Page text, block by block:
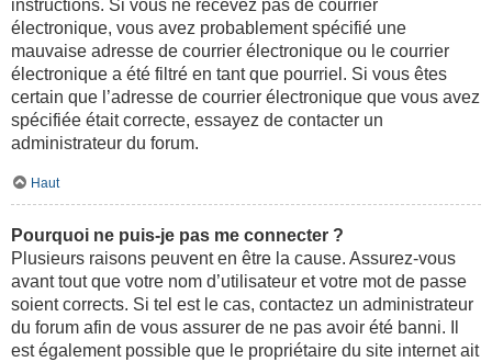
instructions. Si vous ne recevez pas de courrier
électronique, vous avez probablement spécifié une
mauvaise adresse de courrier électronique ou le courrier
électronique a été filtré en tant que pourriel. Si vous êtes
certain que l’adresse de courrier électronique que vous avez
spécifiée était correcte, essayez de contacter un
administrateur du forum.
Haut
Pourquoi ne puis-je pas me connecter ?
Plusieurs raisons peuvent en être la cause. Assurez-vous
avant tout que votre nom d’utilisateur et votre mot de passe
soient corrects. Si tel est le cas, contactez un administrateur
du forum afin de vous assurer de ne pas avoir été banni. Il
est également possible que le propriétaire du site internet ait